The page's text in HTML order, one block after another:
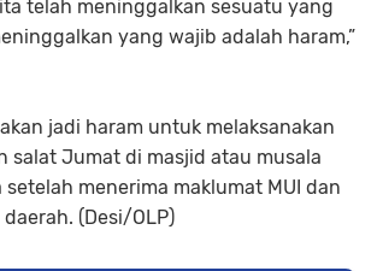
telah meninggalkan sesuatu yang
yang wajib adalah haram,”
jadi haram untuk melaksanakan
salat Jumat di masjid atau musala
menerima maklumat MUI dan
(Desi/OLP)